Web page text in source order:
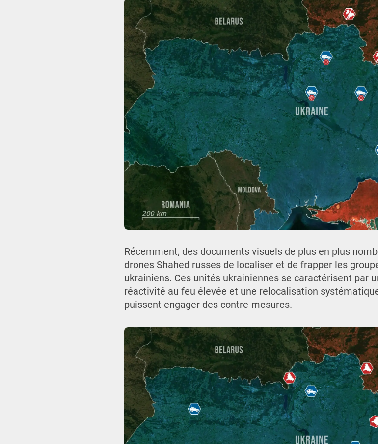
Récemment, des documents visuels de plus en plus
drones Shahed russes de localiser et de frapper les
ukrainiens. Ces unités ukrainiennes se caractérisent par
réactivité au feu élevée et une relocalisation
puissent engager des contre-mesures.